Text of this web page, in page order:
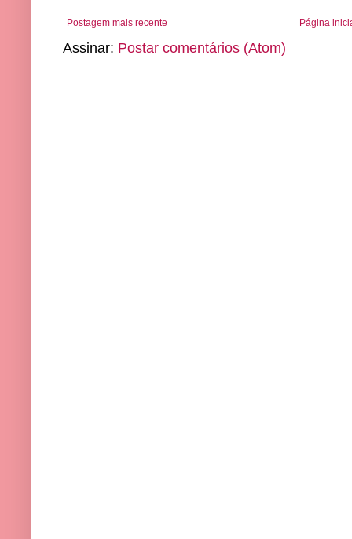
Postagem mais recente Página
Assinar: Postar comentários (Atom)